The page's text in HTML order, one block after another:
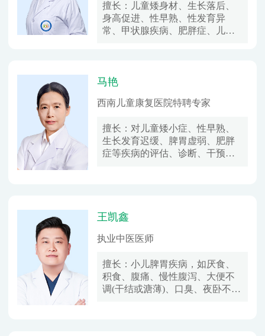
擅长：
儿童矮身材、生长落后、
身高促进、性早熟、性发育异
常、甲状腺疾病、肥胖症、儿童
马艳
西南儿童康复医院特聘专家
擅长：对儿童矮小症、性早熟、
生长发育迟缓、脾胃虚弱、肥胖
症等疾病的评估、诊断、干预有
王凯鑫
执业中医医师
擅长：小儿脾胃疾病，如厌食、
积食、腹痛、慢性腹泻、大便不
调(干结或溏薄)、口臭、夜卧不